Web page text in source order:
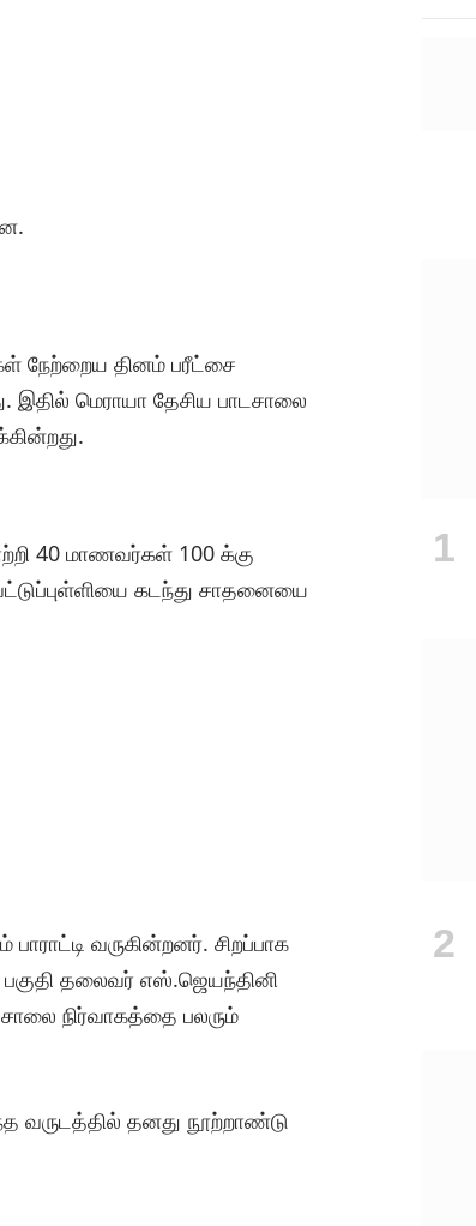
நேற்றைய தினம் பரீட்சை
மெராயா தேசிய பாடசாலை
40 மாணவர்கள் 100 க்கு
கடந்து சாதனையை
வருகின்றனர். சிறப்பாக
தலைவர் எஸ்.ஜெயந்தினி
நிர்வாகத்தை பலரும்
வருடத்தில் தனது நூற்றாண்டு